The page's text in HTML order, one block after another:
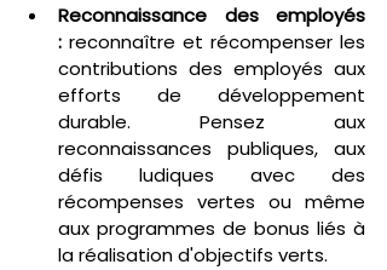
Reconnaissance des employés
: reconnaître et récompenser les
contributions des employés aux
efforts de développement
durable. Pensez aux
reconnaissances publiques, aux
défis ludiques avec des
récompenses vertes ou même
aux programmes de bonus liés à
la réalisation d'objectifs verts.